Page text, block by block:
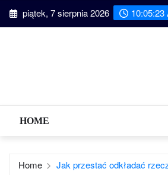
Skip piątek, 7 sierpnia 2026 10:05:24
HOME
Home Jak przestać odkładać